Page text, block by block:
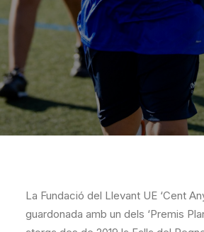
La Fundació del Llevant UE ‘Cent
guardonada amb un dels ‘Premis